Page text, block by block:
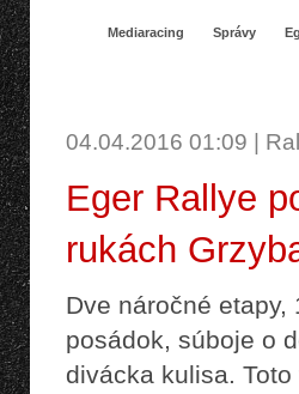
Mediaracing Správy
04.04.2016 01:09 |
Eger Rallye
rukách
Dve náročné
posádok, súboje o
divácka kulisa.